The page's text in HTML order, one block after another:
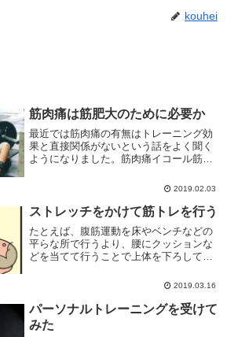
kouhei
筋肉痛は筋肥大のために必要か
最近では筋肉痛の有無はトレーニング効
果と直接関係がないという話をよく聞く
ようになりました。筋肉痛イコール筋肥
分な刺激が筋肉に与えられていれば、筋
ようです。
2019.02.03
ストレッチをかけて筋トレを行う
たとえば、腹筋運動を床やベンチなどの
平らな所で行うより、腰にクッションな
どを当てて行うことで上体を下ろして行
す。この姿勢はエキセントリック収縮だ
ても可動域が広がりますので、有効で
す。
2019.03.16
パーソナルトレーニングを受けて
みた